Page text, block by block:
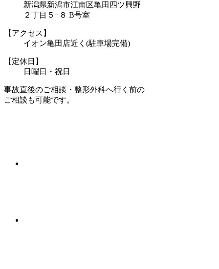
新潟県新潟市江南区亀田四ツ興野
２丁目５−８ B号室
【アクセス】
イオン亀田店近く(駐車場完備)
【定休日】
日曜日・祝日
事故直後のご相談・整形外科へ行く前の
ご相談も可能です。